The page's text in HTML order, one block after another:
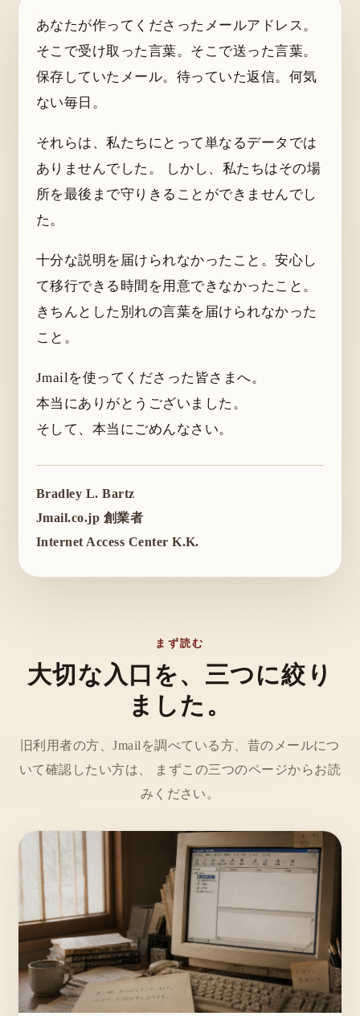
あなたが作ってくださったメールアドレス。
そこで受け取った言葉。そこで送った言葉。
保存していたメール。待っていた返信。何気
ない毎日。
それらは、私たちにとって単なるデータでは
ありませんでした。 しかし、私たちはその場
所を最後まで守りきることができませんでし
た。
十分な説明を届けられなかったこと。安心し
て移行できる時間を用意できなかったこと。
きちんとした別れの言葉を届けられなかった
こと。
Jmailを使ってくださった皆さまへ。
本当にありがとうございました。
そして、本当にごめんなさい。
Bradley L. Bartz
Jmail.co.jp 創業者
Internet Access Center K.K.
まず読む
大切な入口を、三つに絞り
ました。
旧利用者の方、Jmailを調べている方、昔のメールにつ
いて確認したい方は、 まずこの三つのページからお読
みください。